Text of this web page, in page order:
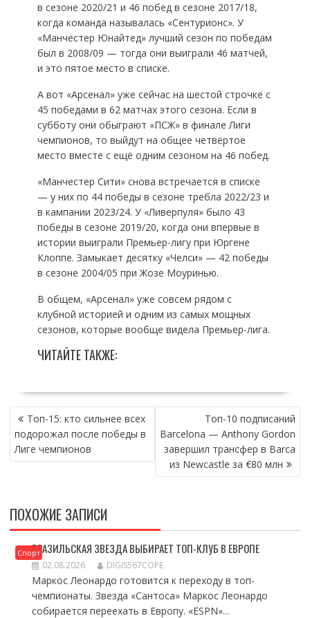
в сезоне 2020/21 и 46 побед в сезоне 2017/18,
когда команда называлась «Сентурионс». У
«Манчестер Юнайтед» лучший сезон по победам
был в 2008/09 — тогда они выиграли 46 матчей,
и это пятое место в списке.
А вот «Арсенал» уже сейчас на шестой строчке с
45 победами в 62 матчах этого сезона. Если в
субботу они обыграют «ПСЖ» в финале Лиги
чемпионов, то выйдут на общее четвёртое
место вместе с ещё одним сезоном на 46 побед.
«Манчестер Сити» снова встречается в списке
— у них по 44 победы в сезоне требла 2022/23 и
в кампании 2023/24. У «Ливерпуля» было 43
победы в сезоне 2019/20, когда они впервые в
истории выиграли Премьер-лигу при Юргене
Клоппе. Замыкает десятку «Челси» — 42 победы
в сезоне 2004/05 при Жозе Моуринью.
В общем, «Арсенал» уже совсем рядом с
клубной историей и одним из самых мощных
сезонов, которые вообще видела Премьер-лига.
ЧИТАЙТЕ ТАКЖЕ:
НАВИГАЦИЯ
ПО
ЗАПИСЯМ
Топ-15: кто сильнее всех
подорожал после победы в
Лиге чемпионов
Топ-10 подписаний
Barcelona — Anthony Gordon
завершил трансфер в Barca
из Newcastle за €80 млн
ПОХОЖИЕ ЗАПИСИ
СпортБРАЗИЛЬСКАЯ ЗВЕЗДА ВЫБИРАЕТ ТОП-КЛУБ В ЕВРОПЕ
02.08.2026 DIGIS567COPE
Маркос Леонардо готовится к переходу в топ-
чемпионаты. Звезда «Сантоса» Маркос Леонардо
собирается переехать в Европу. «ESPN»...